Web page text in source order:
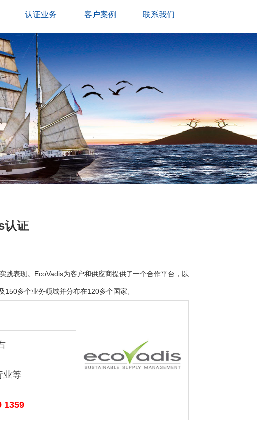
认证业务 客户案例 联系我们
认证
践表现。EcoVadis为客户和供应商提供了一个合作平台，以
多个业务领域并分布在120多个国家。
业等
1359